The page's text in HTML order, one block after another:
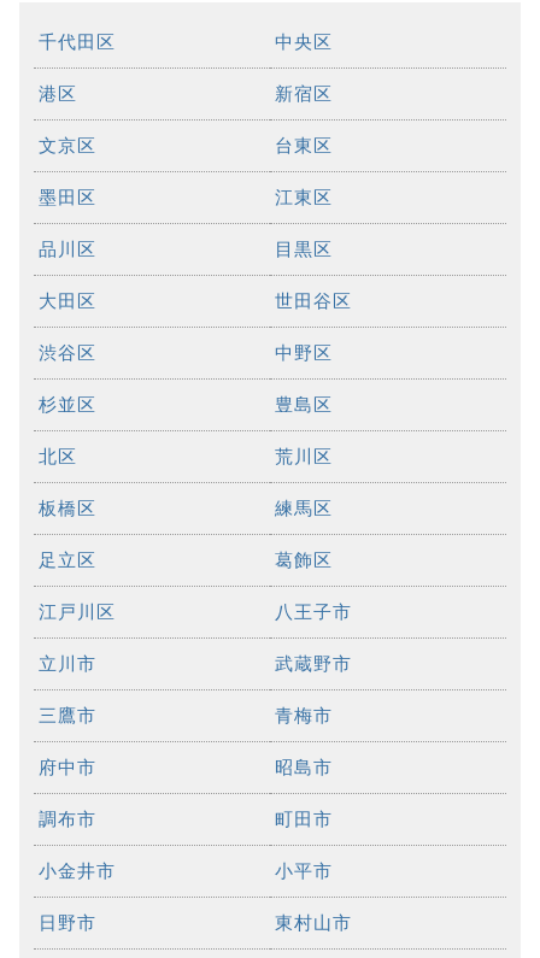
千代田区 中央区
港区 新宿区
文京区 台東区
墨田区 江東区
品川区 目黒区
大田区 世田谷区
渋谷区 中野区
杉並区 豊島区
北区 荒川区
板橋区 練馬区
足立区 葛飾区
江戸川区 八王子市
立川市 武蔵野市
三鷹市 青梅市
府中市 昭島市
調布市 町田市
小金井市 小平市
日野市 東村山市